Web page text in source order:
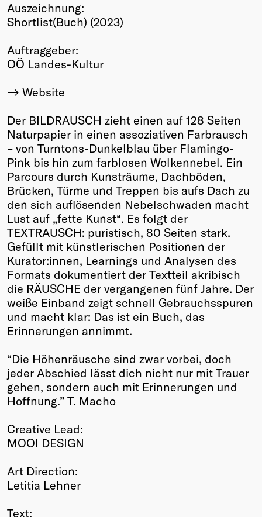
Winners
2026
Past
Annual
Auszeichnung:
Shortlist(Buch) (2023)
Auftraggeber:
OÖ Landes-Kultur
Website
Der BILDRAUSCH zieht einen auf 128 Seiten
Naturpapier in einen assoziativen Farbrausch
– von Turntons-Dunkelblau über Flamingo-
Pink bis hin zum farblosen Wolkennebel. Ein
Parcours durch Kunsträume, Dachböden,
Brücken, Türme und Treppen bis aufs Dach zu
den sich auflösenden Nebelschwaden macht
Lust auf „fette Kunst“. Es folgt der
TEXTRAUSCH: puristisch, 80 Seiten stark.
Gefüllt mit künstlerischen Positionen der
Kurator:innen, Learnings und Analysen des
Formats dokumentiert der Textteil akribisch
die RÄUSCHE der vergangenen fünf Jahre. Der
weiße Einband zeigt schnell Gebrauchsspuren
und macht klar: Das ist ein Buch, das
Erinnerungen annimmt.
“Die Höhenräusche sind zwar vorbei, doch
jeder Abschied lässt dich nicht nur mit Trauer
gehen, sondern auch mit Erinnerungen und
Hoffnung.” T. Macho
Creative Lead:
MOOI DESIGN
Art Direction:
Letitia Lehner
Text: